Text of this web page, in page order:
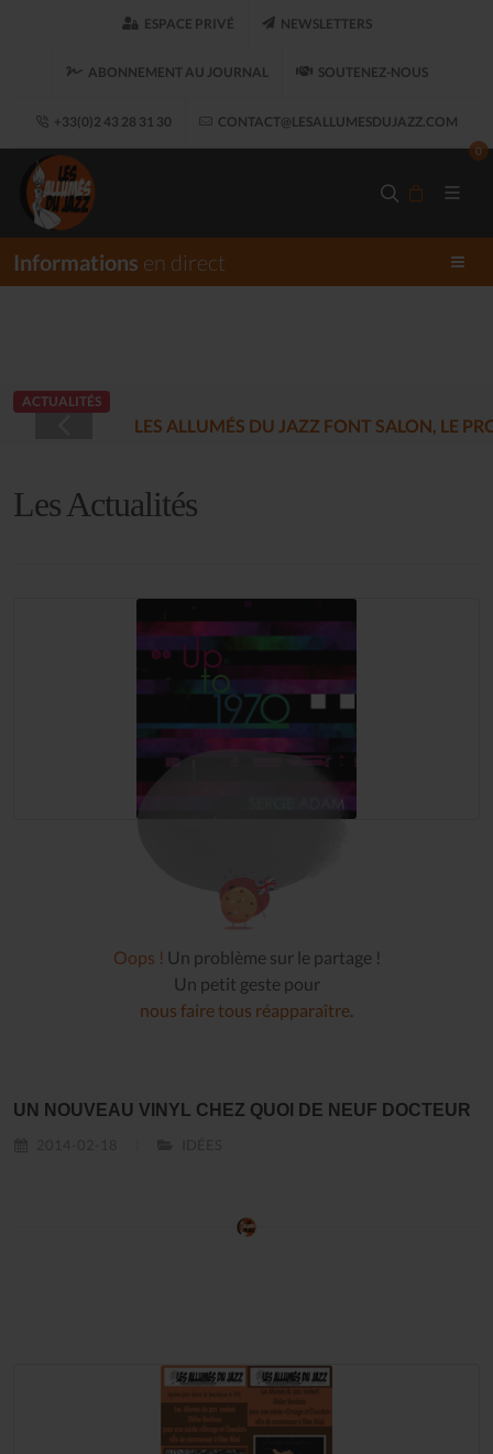
ESPACE PRIVÉ NEWSLETTERS
ABONNEMENT AU JOURNAL SOUTENEZ-NOUS
+33(0)2 43 28 31 30 CONTACT@LESALLUMESDUJAZZ.COM
0
Informations en direct
ACTUALITÉS
LES ALLUMÉS DU JAZZ FONT SALON, LE
Les Actualités
Oops ! Un problème sur le partage !
Un petit geste pour
nous faire tous réapparaître
UN NOUVEAU VINYL CHEZ QUOI DE NEUF DOCTEUR